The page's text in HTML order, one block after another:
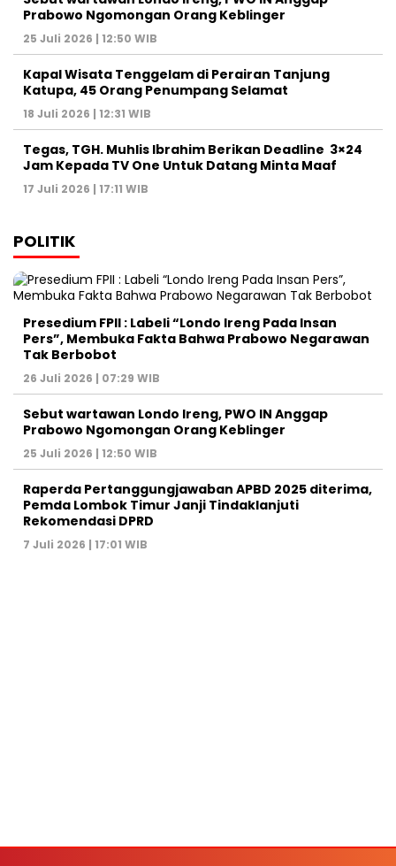
Prabowo Ngomongan Orang Keblinger
25 Juli 2026 | 12:50 WIB
Kapal Wisata Tenggelam di Perairan Tanjung
Katupa, 45 Orang Penumpang Selamat
18 Juli 2026 | 12:31 WIB
Tegas, TGH. Muhlis Ibrahim Berikan Deadline 3×24
Jam Kepada TV One Untuk Datang Minta Maaf
17 Juli 2026 | 17:11 WIB
POLITIK
Presedium FPII : Labeli “Londo Ireng Pada Insan
Pers”, Membuka Fakta Bahwa Prabowo Negarawan
Tak Berbobot
26 Juli 2026 | 07:29 WIB
Sebut wartawan Londo Ireng, PWO IN Anggap
Prabowo Ngomongan Orang Keblinger
25 Juli 2026 | 12:50 WIB
Raperda Pertanggungjawaban APBD 2025 diterima,
Pemda Lombok Timur Janji Tindaklanjuti
Rekomendasi DPRD
7 Juli 2026 | 17:01 WIB